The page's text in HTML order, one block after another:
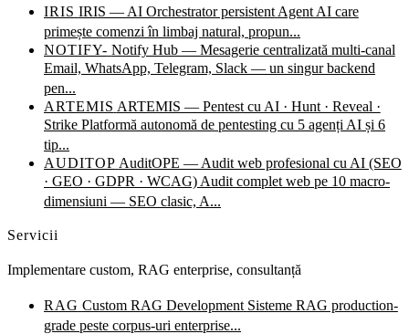
IRIS IRIS — AI Orchestrator persistent Agent AI care
primește comenzi în limbaj natural, propun...
NOTIFY- Notify Hub — Mesagerie centralizată multi-canal
Email, WhatsApp, Telegram, Slack — un singur backend
pen...
ARTEMIS ARTEMIS — Pentest cu AI · Hunt · Reveal ·
Strike Platformă autonomă de pentesting cu 5 agenți AI și 6
tip...
AUDITOP AuditOPE — Audit web profesional cu AI (SEO
· GEO · GDPR · WCAG) Audit complet web pe 10 macro-
dimensiuni — SEO clasic, A...
Servicii
Implementare custom, RAG enterprise, consultanță
RAG Custom RAG Development Sisteme RAG production-
grade peste corpus-uri enterprise...